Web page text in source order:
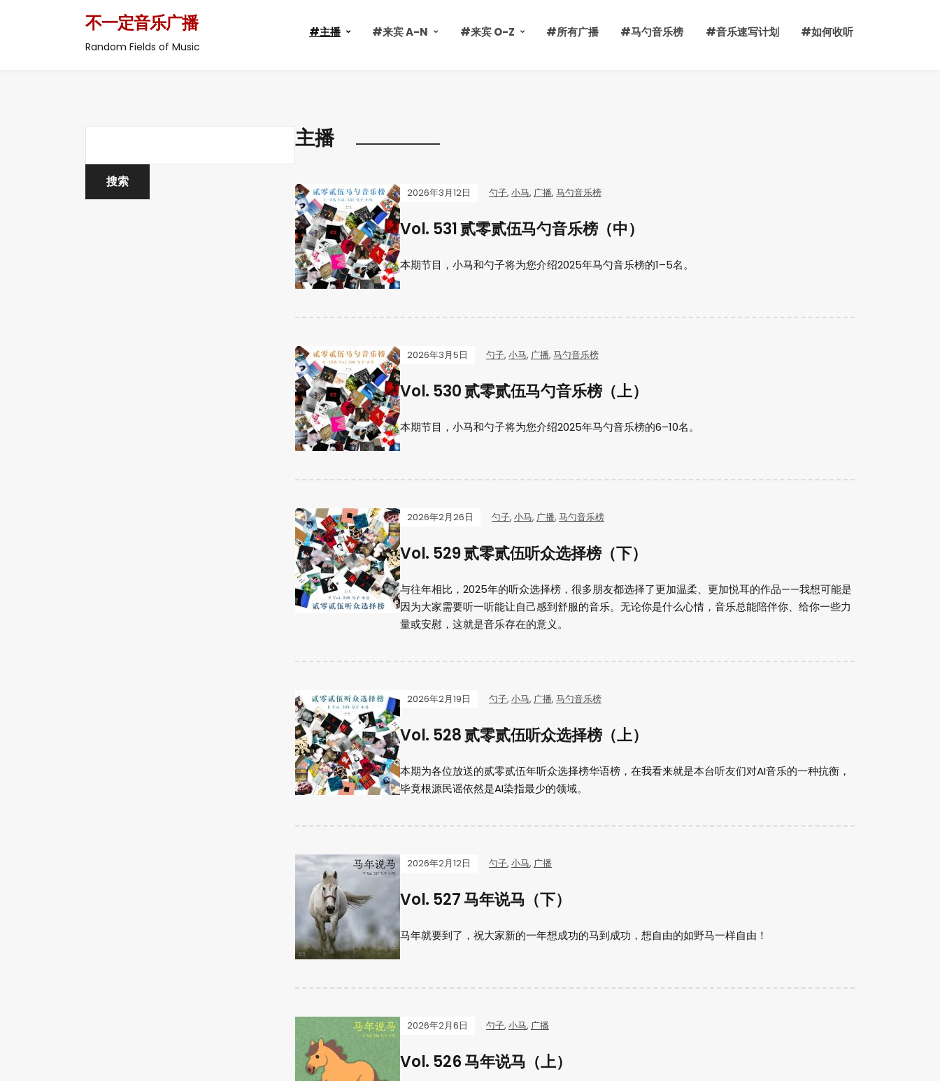
不一定音乐广播
Random Fields of Music
#主播 #来宾 A-N #来宾 O-Z #所有广播 #马勺音乐榜 #音乐速写计划 #如何收听
主播
2026年3月12日 勺子, 小马, 广播, 马勺音乐榜
Vol. 531 贰零贰伍马勺音乐榜（中）
本期节目，小马和勺子将为您介绍2025年马勺音乐榜的1–5名。
2026年3月5日 勺子, 小马, 广播, 马勺音乐榜
Vol. 530 贰零贰伍马勺音乐榜（上）
本期节目，小马和勺子将为您介绍2025年马勺音乐榜的6–10名。
2026年2月26日 勺子, 小马, 广播, 马勺音乐榜
Vol. 529 贰零贰伍听众选择榜（下）
与往年相比，2025年的听众选择榜，很多朋友都选择了更加温柔、更加悦耳的作品——我想可能是
因为大家需要听一听能让自己感到舒服的音乐。无论你是什么心情，音乐总能陪伴你、给你一些力
量或安慰，这就是音乐存在的意义。
2026年2月19日 勺子, 小马, 广播, 马勺音乐榜
Vol. 528 贰零贰伍听众选择榜（上）
本期为各位放送的贰零贰伍年听众选择榜华语榜，在我看来就是本台听友们对AI音乐的一种抗衡，
毕竟根源民谣依然是AI染指最少的领域。
2026年2月12日 勺子, 小马, 广播
Vol. 527 马年说马（下）
马年就要到了，祝大家新的一年想成功的马到成功，想自由的如野马一样自由！
2026年2月6日 勺子, 小马, 广播
Vol. 526 马年说马（上）